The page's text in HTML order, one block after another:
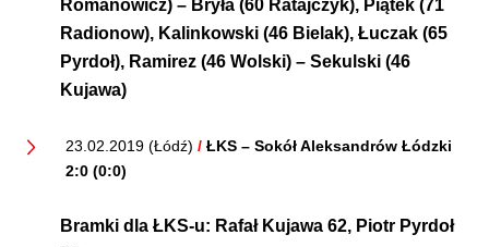
Romanowicz) – Bryła (60 Ratajczyk), Piątek (71
Radionow), Kalinkowski (46 Bielak), Łuczak (65
Pyrdoł), Ramirez (46 Wolski) – Sekulski (46
Kujawa)
23.02.2019 (Łódź) / ŁKS – Sokół Aleksandrów Łódzki
2:0 (0:0)
Bramki dla ŁKS-u: Rafał Kujawa 62, Piotr Pyrdoł